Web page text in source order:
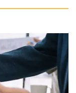
ed Estero con